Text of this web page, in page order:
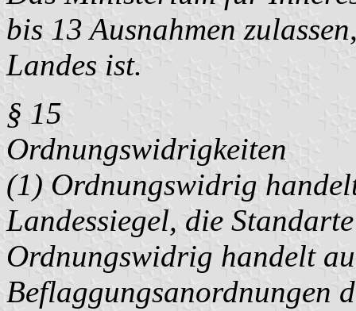
bis 13 Ausnahmen
Landes ist.
§ 15
Ordnungswidrigkeiten
(1) Ordnungswidrig
Landessiegel, die
Ordnungswidrig handelt
Beflaggungsanordnungen